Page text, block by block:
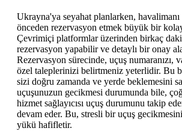
Ukrayna'ya seyahat planlarken,
önceden rezervasyon etmek büyük bir
Çevrimiçi platformlar üzerinden birkaç
rezervasyon yapabilir ve detaylı bir onay
Rezervasyon sürecinde, uçuş numaranızı,
özel taleplerinizi belirtmeniz yeterlidir. Bu
sizi doğru zamanda ve yerde beklemesini
uçuşunuzun gecikmesi durumunda bile,
hizmet sağlayıcısı uçuş durumunu takip
devam eder. Bu, stresli bir uçuş
yükü hafifletir.